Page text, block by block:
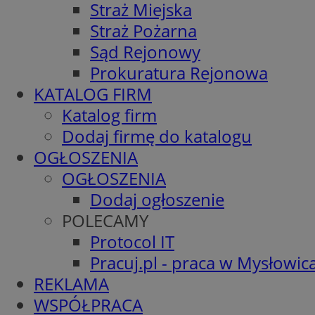
Straż Miejska
Straż Pożarna
Sąd Rejonowy
Prokuratura Rejonowa
KATALOG FIRM
Katalog firm
Dodaj firmę do katalogu
OGŁOSZENIA
OGŁOSZENIA
Dodaj ogłoszenie
POLECAMY
Protocol IT
Pracuj.pl - praca w
REKLAMA
WSPÓŁPRACA